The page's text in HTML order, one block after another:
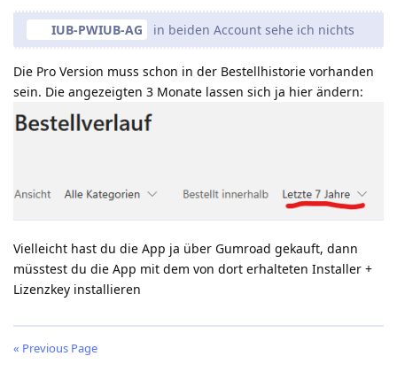
IUB-PWIUB-AG in beiden Account sehe ich nichts
Die Pro Version muss schon in der Bestellhistorie vorhanden
sein. Die angezeigten 3 Monate lassen sich ja hier ändern:
Vielleicht hast du die App ja über Gumroad gekauft, dann
müsstest du die App mit dem von dort erhalteten Installer +
Lizenzkey installieren
« Previous Page